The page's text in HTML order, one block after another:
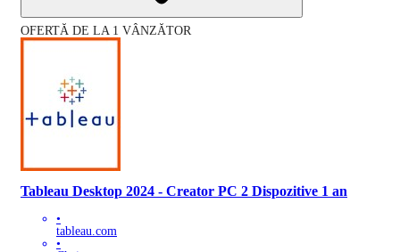
OFERTĂ DE LA 1 VÂNZĂTOR
Tableau Desktop 2024 - Creator PC 2 Dispozitive 1 an
•
tableau.com
•